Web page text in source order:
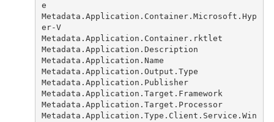
e
Metadata.Application.Container.Microsoft.Hyp
er-V
Metadata.Application.Container.rktlet
Metadata.Application.Description
Metadata.Application.Name
Metadata.Application.Output.Type
Metadata.Application.Publisher
Metadata.Application.Target.Framework
Metadata.Application.Target.Processor
Metadata.Application.Type.Client.Service.Win